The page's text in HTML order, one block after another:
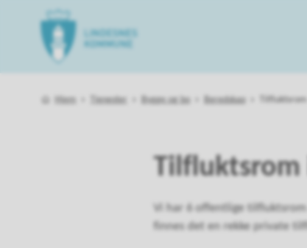
Du er her:
Hjem Tjenester Bygge og bo Beredskap Tilfluktsrom
Tilfluktsrom
Vi har 6 offentlige
finnes det en rekke private